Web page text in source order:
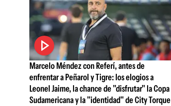
Marcelo Méndez con Referí, antes de
enfrentar a Peñarol y Tigre: los elogios a
Leonel Jaime, la chance de "disfrutar" la Copa
Sudamericana y la "identidad" de City Torque